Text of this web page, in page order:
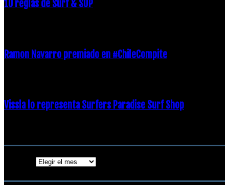
10 reglas de Surf & SUP
Ramon Navarro premiado en #ChileCompite
Vissla lo representa Surfers Paradise Surf Shop